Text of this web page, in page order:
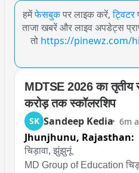
हमेंफेसबुक पर लाइक करें, ट्विटर
ताजा खबरें और लाइव अपडेट्स
तो https://pinewz.com/
MDTSE 2026 का तृतीय
करोड़ तक स्कॉलरशिप
SK Sandeep Kedia 6m
Jhunjhunu, Rajasthan:
चिड़ावा, झुंझुनूं
MD Group of Education